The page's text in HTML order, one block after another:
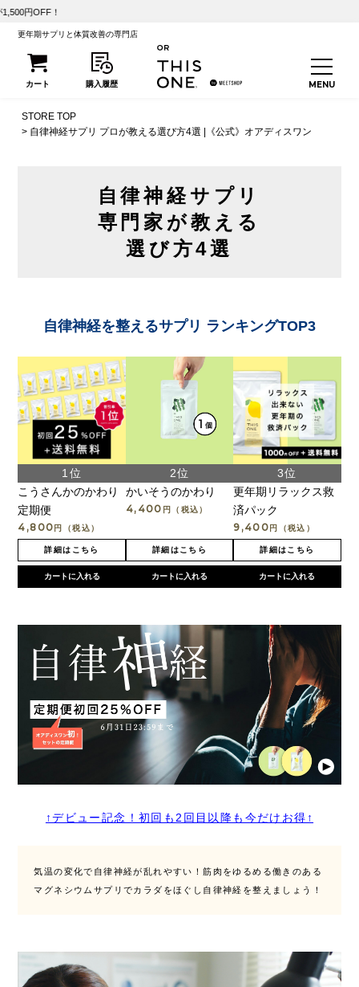
更年期サプリと体質改善の専門店
STORE TOP
自律神経サプリ プロが教える選び方4選 |《公式》オアディスワン
自律神経サプリ
専門家が教える
選び方4選
自律神経を整えるサプリ ランキングTOP3
こうさんかのかわり
定期便
4,800 円（税込）
詳細はこちら
カートに入れる
かいそうのかわり
4,400 円（税込）
詳細はこちら
カートに入れる
更年期リラックス救
済パック
9,400 円（税込）
詳細はこちら
カートに入れる
↑デビュー記念！初回も2回目以降も今だけお得↑
気温の変化で自律神経が乱れやすい！筋肉をゆるめる働きのある
マグネシウムサプリでカラダをほぐし自律神経を整えましょう！